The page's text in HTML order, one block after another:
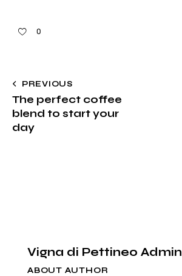
0
PREVIOUS
The perfect coffee
blend to start your
day
Vigna di Pettineo Admin
ABOUT AUTHOR